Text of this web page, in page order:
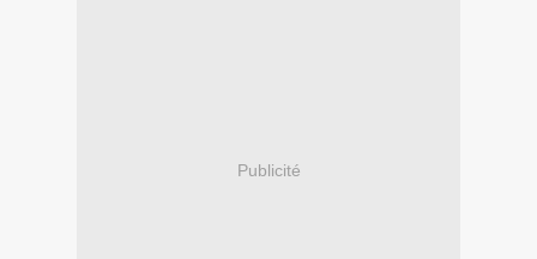
Publicité